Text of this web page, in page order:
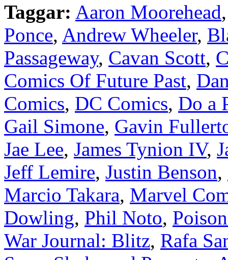
Taggar: Aaron Moorehead
Ponce, Andrew Wheeler,
Passageway, Cavan Scott,
Comics Of Future Past,
Comics, DC Comics, Do a
Gail Simone, Gavin
Jae Lee, James Tynion IV,
Jeff Lemire, Justin Benson,
Marcio Takara, Marvel
Dowling, Phil Noto,
War Journal: Blitz, Rafa